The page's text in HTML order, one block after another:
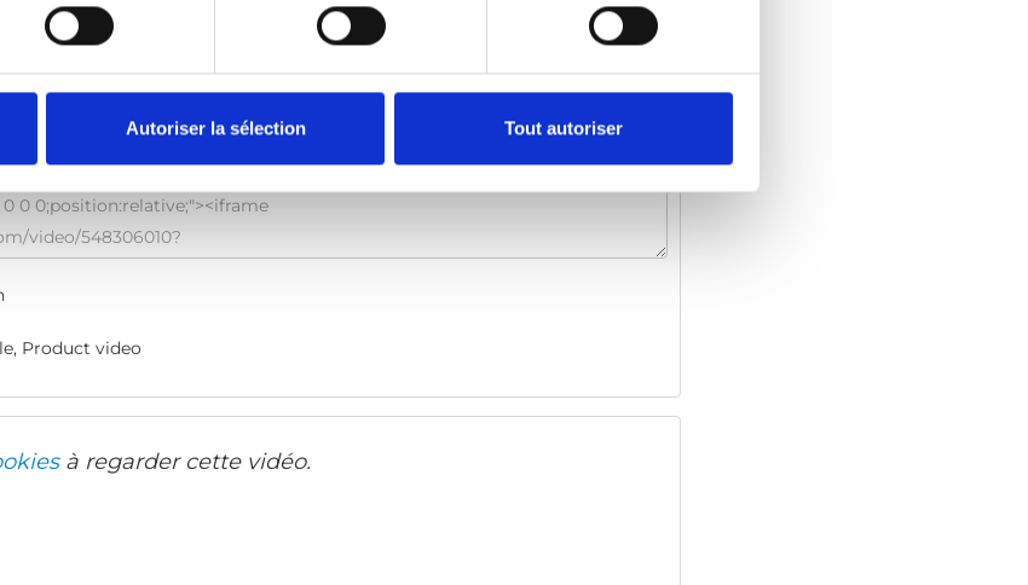
Autoriser la sélection Tout autoriser
overview
le code ci-dessous et collez-le dans le html de votre propre site pour intégrer la
Product video
à regarder cette vidéo.